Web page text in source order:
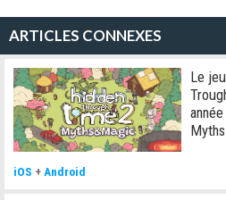
ARTICLES CONNEXES
Le
iOS + Android